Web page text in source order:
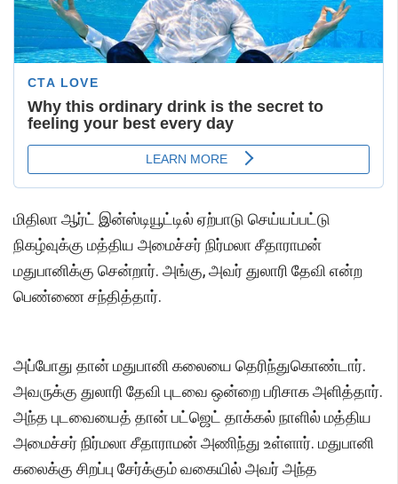
மிதிலா ஆர்ட் இன்ஸ்டியூட்டில் ஏற்பாடு செய்யப்பட்டு
நிகழ்வுக்கு மத்திய அமைச்சர் நிர்மலா சீதாராமன்
மதுபானிக்கு சென்றார். அங்கு, அவர் துலாரி தேவி என்ற
பெண்ணை சந்தித்தார்.
அப்போது தான் மதுபானி கலையை தெரிந்துகொண்டார்.
அவருக்கு துலாரி தேவி புடவை ஒன்றை பரிசாக அளித்தார்.
அந்த புடவையைத் தான் பட்ஜெட் தாக்கல் நாளில் மத்திய
அமைச்சர் நிர்மலா சீதாராமன் அணிந்து உள்ளார். மதுபானி
கலைக்கு சிறப்பு சேர்க்கும் வகையில் அவர் அந்த